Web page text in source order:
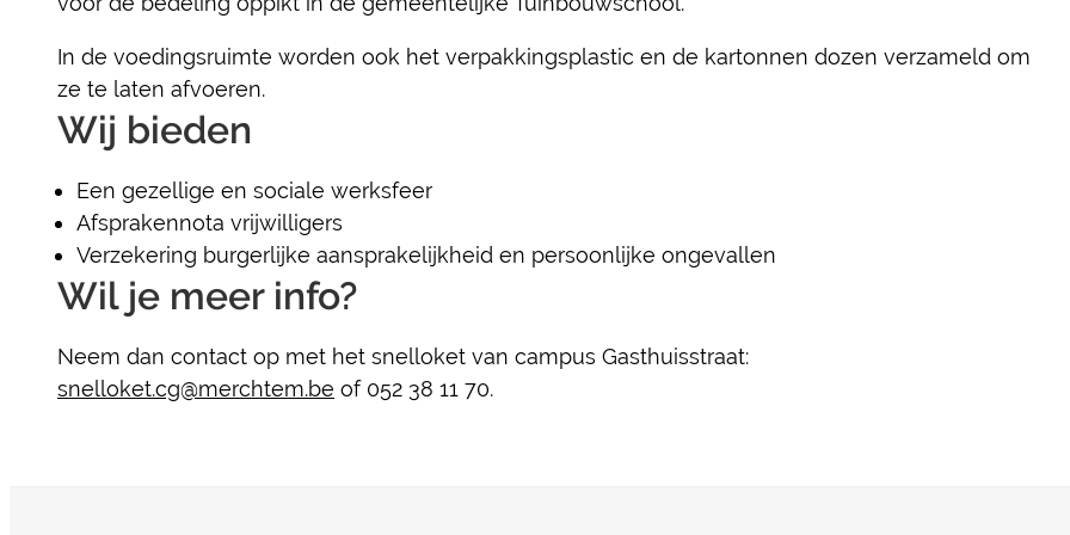
In de voedingsruimte worden ook het verpakkingsplastic en de kartonnen dozen verzameld om
ze te laten afvoeren.
Wij bieden
Een gezellige en sociale werksfeer
Afsprakennota vrijwilligers
Verzekering burgerlijke aansprakelijkheid en persoonlijke ongevallen
Wil je meer info?
Neem dan contact op met het snelloket van campus Gasthuisstraat:
snelloket.cg@merchtem.be of 052 38 11 70.